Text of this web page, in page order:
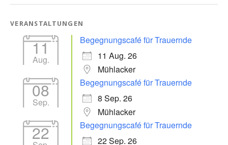
VERANSTALTUNGEN
11
Aug.
Begegnungscafé für Trauernde
11 Aug. 26
Mühlacker
08
Sep.
Begegnungscafé für Trauernde
8 Sep. 26
Mühlacker
22
Begegnungscafé für Trauernde
22 Sep. 26